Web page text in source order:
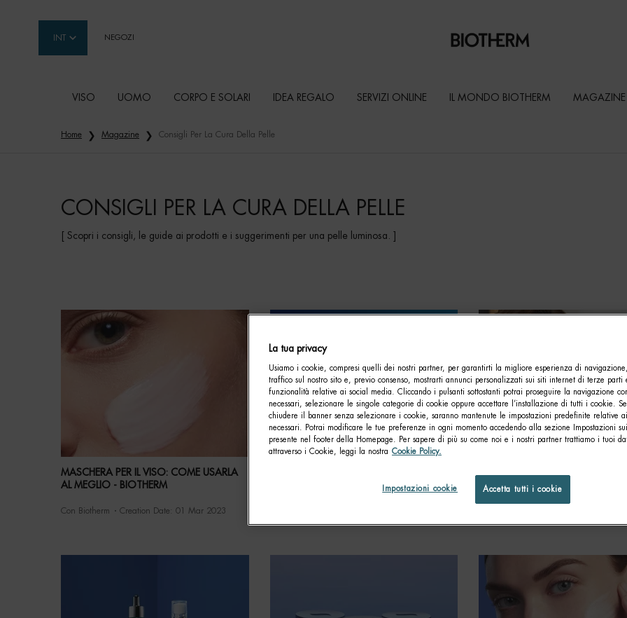
INT NEGOZI
VISO UOMO CORPO E SOLARI IDEA REGALO SERVIZI ONLINE IL MONDO BIOTHERM MAGAZINE
Home
Magazine Consigli Per La Cura Della Pelle
CONSIGLI PER LA CURA DELLA PELLE
[ Scopri i consigli, le guide ai prodotti e i suggerimenti per una pelle luminosa. ]
MASCHERA PER IL VISO: COME USARLA
AL MEGLIO - BIOTHERM
Con Biotherm Creation Date:01 Mar 2023
PRODOTTI SPECIFICI
La tua privacy
Usiamo i cookie, compresi quelli dei nostri partner, per garantirti la migliore esperienza di
traffico sul nostro sito e, previo consenso, mostrarti annunci personalizzati sui siti internet di terze
funzionalità relative ai social media. Cliccando i pulsanti sottostanti potrai proseguire la navigazione
necessari, selezionare le singole categorie di cookie oppure accettare l’installazione di tutti i cookie.
chiudere il banner senza selezionare i cookie, saranno mantenute le impostazioni predefinite relative
necessari. Potrai modificare le tue preferenze in ogni momento accedendo alla sezione Impostazioni
presente nel footer della Homepage. Per sapere di più su come noi e i nostri partner trattiamo i tuoi
attraverso i Cookie, leggi la nostra Cookie Policy.
Impostazioni cookie Accetta tutti i cookie